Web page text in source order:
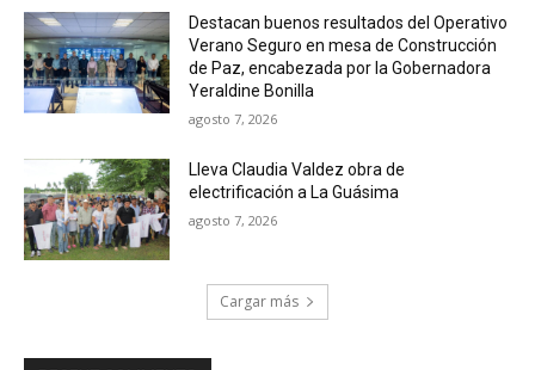
Destacan buenos resultados del Operativo
Verano Seguro en mesa de Construcción
de Paz, encabezada por la Gobernadora
Yeraldine Bonilla
agosto 7, 2026
Lleva Claudia Valdez obra de
electrificación a La Guásima
agosto 7, 2026
Cargar más